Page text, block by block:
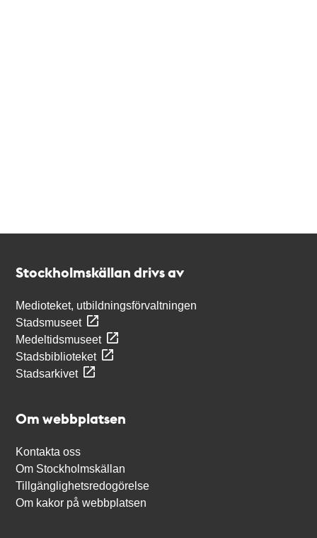
Stockholmskällan drivs av
Medioteket, utbildningsförvaltningen
Stadsmuseet
Medeltidsmuseet
Stadsbiblioteket
Stadsarkivet
Om webbplatsen
Kontakta oss
Om Stockholmskällan
Tillgänglighetsredogörelse
Om kakor på webbplatsen